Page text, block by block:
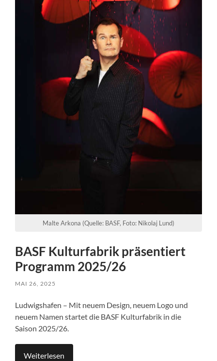
Malte Arkona (Quelle: BASF, Foto: Nikolaj Lund)
BASF Kulturfabrik präsentiert
Programm 2025/26
MAI 26, 2025
Ludwigshafen – Mit neuem Design, neuem Logo und
neuem Namen startet die BASF Kulturfabrik in die
Saison 2025/26.
Weiterlesen